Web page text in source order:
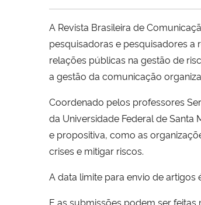
A Revista Brasileira de
pesquisadoras e pesquisadores
relações públicas na gestão de
a gestão da comunicação
Coordenado pelos professores
da Universidade Federal de
e propositiva, como as
crises e mitigar riscos.
A data limite para envio de artigos
E as submissões podem ser feitas